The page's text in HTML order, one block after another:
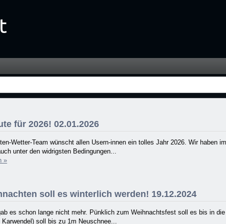
für 2026! 02.01.2026
Wetter-Team wünscht allen Usern-innen ein tolles Jahr 2026. Wir haben
unter den widrigsten Bedingungen...
»
soll es winterlich werden! 19.12.2024
es schon lange nicht mehr. Pünklich zum Weihnachtsfest soll es bis in
Karwendel) soll bis zu 1m Neuschnee...